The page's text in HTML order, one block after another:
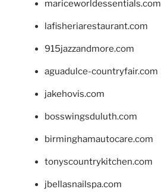
mariceworldessentials.com
lafisheriarestaurant.com
915jazzandmore.com
aguadulce-countryfair.com
jakehovis.com
bosswingsduluth.com
birminghamautocare.com
tonyscountrykitchen.com
jbellasnailspa.com